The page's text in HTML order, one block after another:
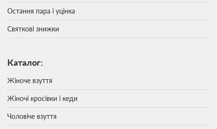
Остання пара і уцінка
Святкові знижки
Каталог:
Жіноче взуття
Жіночі кросівки і кеди
Чоловіче взуття